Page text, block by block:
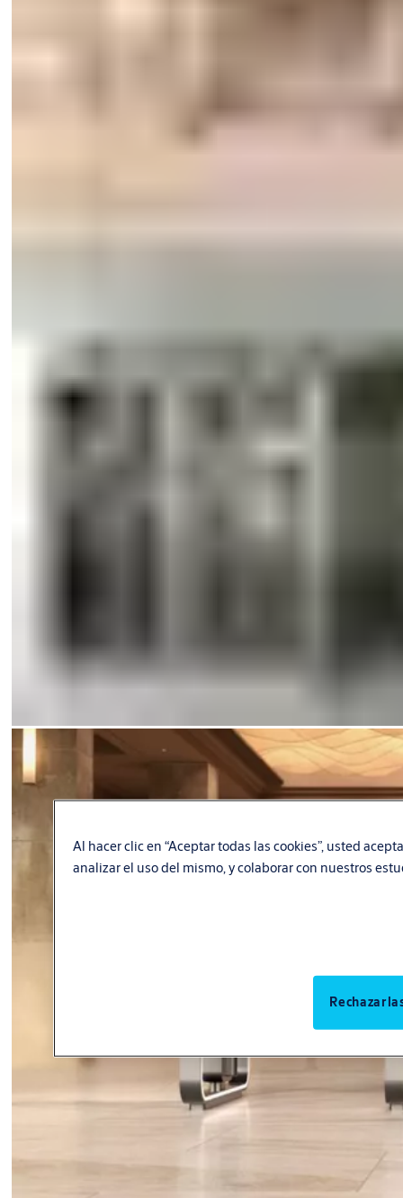
Al hacer clic en “Aceptar todas las cookies”, usted
analizar el uso del mismo, y colaborar con nuestros